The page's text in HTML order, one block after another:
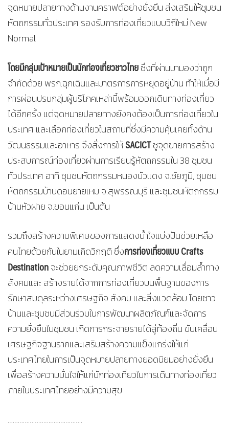
จุดหมายปลายทางด้านงานคราฟต์อย่างยั่งยืน ส่งเสริมให้ชุมชน
หัตถกรรมทั่วประเทศ รองรับการท่องเที่ยวแบบวิถีใหม่ New
Normal
โดยมีกลุ่มเป้าหมายเป็นนักท่องเที่ยวชาวไทยซึ่งที่ผ่านมามองว่าถูก
จำกัดด้วย พรก.ฉุกเฉินและมาตรการการหยุดอยู่บ้าน ทำให้เมื่อมี
การผ่อนปรนกลุ่มผู้บริโภคเหล่านี้พร้อมออกเดินทางท่องเที่ยว
ได้อีกครั้ง แต่จุดหมายปลายทางยังคงต้องเป็นการท่องเที่ยวใน
ประเทศ และเลือกท่องเที่ยวในสถานที่ซึ่งมีความคุ้นเคยทั้งด้าน
วัฒนธรรมและอาหาร จึงสั่งการให้SACICTชูจุดขายการสร้าง
ประสบการณ์ท่องเที่ยวผ่านการเรียนรู้หัตถกรรมใน 38 ชุมชน
ทั่วประเทศ อาทิ ชุมชนหัตถกรรมหนองบัวแดง จ.ชัยภูมิ, ชุมชน
หัตถกรรมบ้านดอนยายเหม จ.สุพรรณบุรี และชุมชนหัตถกรรม
บ้านหัวฝาย จ.ขอนแก่น เป็นต้น
รวมถึงสร้างความพิเศษของการแสดงน้ำใจแบ่งปันช่วยเหลือ
คนไทยด้วยกันในยามเกิดวิกฤติ ซึ่งการท่องเที่ยวแบบ Crafts
Destinationจะช่วยยกระดับคุณภาพชีวิต ลดความเลื่อมล้ำทาง
สังคมและ สร้างรายได้จากการท่องเที่ยวบนพื้นฐานของการ
รักษาสมดุลระหว่างเศรษฐกิจ สังคม และสิ่งแวดล้อม โดยชาว
บ้านและชุมชนมีส่วนร่วมในการพัฒนาผลิตภัณฑ์และจัดการ
ความยั่งยืนในชุมชน เกิดการกระจายรายได้สู่ท้องถิ่น ขับเคลื่อน
เศรษฐกิจฐานรากและเสริมสร้างความแข็งแกร่งให้แก่
ประเทศไทยในการเป็นจุดหมายปลายทางยอดนิยมอย่างยั่งยืน
เพื่อสร้างความมั่นใจให้แก่นักท่องเที่ยวในการเดินทางท่องเที่ยว
ภายในประเทศไทยอย่างมีความสุข
……………………………………..